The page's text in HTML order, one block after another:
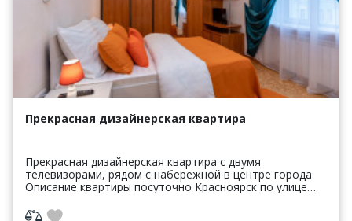
Прекрасная дизайнерская квартира
Прекрасная дизайнерская квартира с двумя
телевизорами, рядом с набережной в центре города
Описание квартиры посуточно Красноярск по улице
гостева...